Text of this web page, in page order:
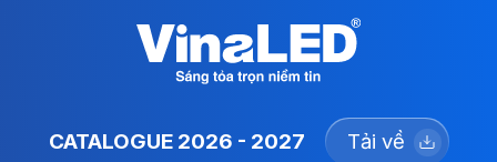
CATALOGUE 2026 - 2027 Tải về